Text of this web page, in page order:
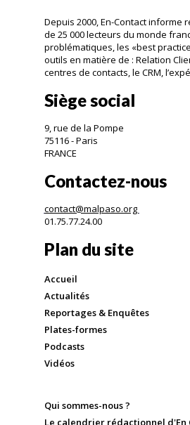
Depuis 2000, En-Contact informe
de 25 000 lecteurs du monde
problématiques, les «best
outils en matière de : Relation
centres de contacts, le CRM,
Siège social
9, rue de la Pompe
75116 - Paris
FRANCE
Contactez-nous
contact@malpaso.org
01.75.77.24.00
Plan du site
Accueil
Actualités
Reportages & Enquêtes
Plates-formes
Podcasts
Vidéos
Qui sommes-nous ?
Le calendrier rédactionnel d'En